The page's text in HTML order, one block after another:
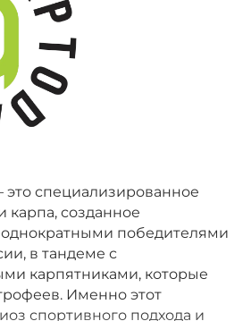
это специализированное
карпа, созданное
победителями
в тандеме с
карпятниками, которые
Именно этот
спортивного подхода и